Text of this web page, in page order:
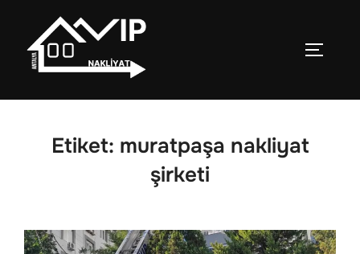
Etiket: muratpaşa nakliyat
şirketi